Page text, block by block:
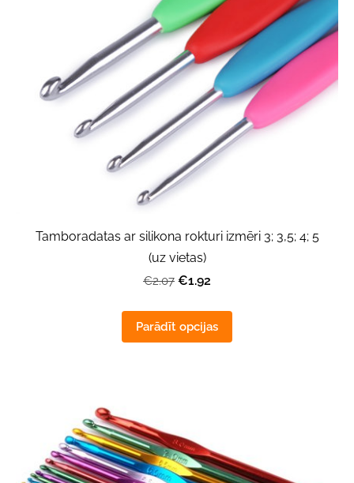
Tamboradatas ar silikona rokturi izmēri 3; 3,5; 4; 5
(uz vietas)
€2.07 €1.92
Parādīt opcijas